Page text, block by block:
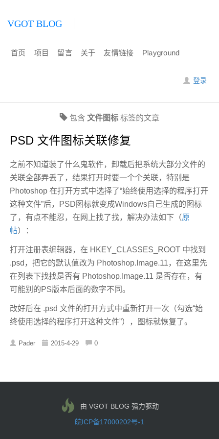
VGOT BLOG
首页 项目 留言 关于 友情链接 Playground
登录
包含 文件图标 标签的文章
PSD 文件图标关联修复
之前不知道装了什么鬼软件，卸载后把系统大部分文件的
关联全部弄丢了，结果打开时要一个个关联，特别是
Photoshop 在打开方式中选择了“始终使用选择的程序打开
这种文件”后，PSD图标就变成Windows自己生成的图标
了，有点不能忍，在网上找了找，解决办法如下（原
帖）：
打开注册表编辑器，在 HKEY_CLASSES_ROOT 中找到
.psd，把它的默认值改为 Photoshop.Image.11，在这里先
在列表下找找是否有 Photoshop.Image.11 是否存在，有
可能别的PS版本后面的数字不同。
改好后在 .psd 文件的打开方式中重新打开一次（勾选“始
终使用选择的程序打开这种文件”）
，图标就恢复了。
Pader 2015-4-29 0
由 VGOT BLOG 强力驱动
皖ICP备17000202号-1